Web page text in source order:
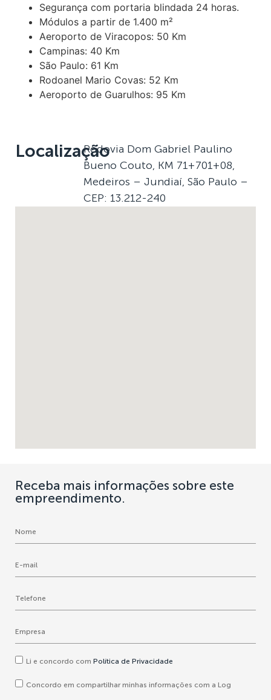
Segurança com portaria blindada 24 horas.
Módulos a partir de 1.400 m²
Aeroporto de Viracopos: 50 Km
Campinas: 40 Km
São Paulo: 61 Km
Rodoanel Mario Covas: 52 Km
Aeroporto de Guarulhos: 95 Km
LocalizaçãoRodovia Dom Gabriel Paulino
Bueno Couto, KM 71+701+08,
Medeiros – Jundiaí, São Paulo –
CEP: 13.212-240
Receba mais informações sobre este
empreendimento.
Li e concordo com Política de Privacidade
Concordo em compartilhar minhas informações com a Log